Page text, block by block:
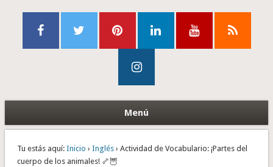
Menú
Tu estás aquí: Inicio › Inglés› Actividad de Vocabulario: ¡Partes del
cuerpo de los animales! 🦴🦉